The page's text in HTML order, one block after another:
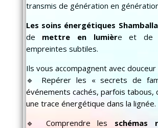
transmis de génération en
Les soins énergétiques Shamballa
de mettre en lumière et de
empreintes subtiles.
Ils vous accompagnent avec douceur
🔹 Repérer les « secrets de
événements cachés, parfois tabous,
une trace énergétique dans la lignée.
🔹 Comprendre les schémas